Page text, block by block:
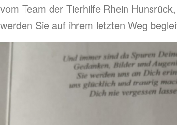
vom Team der Tierhilfe Rhein
werden Sie auf ihrem letzten Weg